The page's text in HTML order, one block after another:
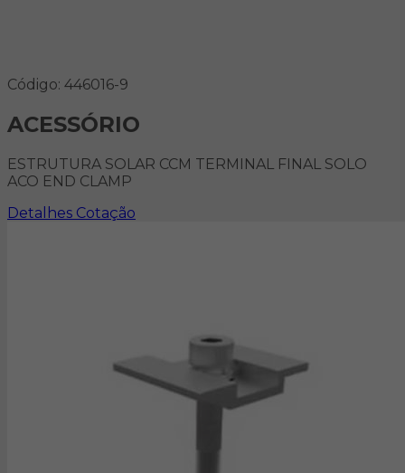
Código: 446016-9
ACESSÓRIO
ESTRUTURA SOLAR CCM TERMINAL FINAL SOLO
ACO END CLAMP
Detalhes Cotação